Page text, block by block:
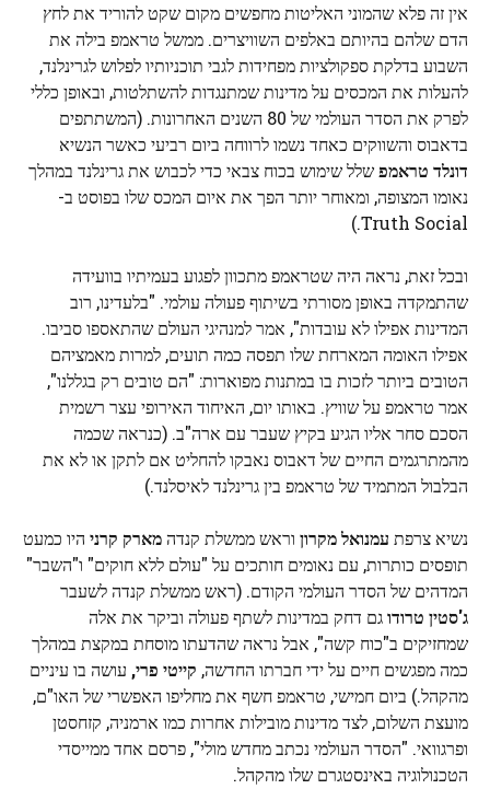
אין זה פלא שהמוני האליטות מחפשים מקום שקט להוריד את לחץ
הדם שלהם בהיותם באלפים השוויצרים. ממשל טראמפ בילה את
השבוע בדלקת ספקולציות מפחידות לגבי תוכניותיו לפלוש לגרינלנד,
להעלות את המכסים על מדינות שמתנגדות להשתלטות, ובאופן כללי
לפרק את הסדר העולמי של 80 השנים האחרונות. (המשתתפים
בדאבוס והשווקים כאחד נשמו לרווחה ביום רביעי כאשר הנשיא
דונלד טראמפשלל שימוש בכוח צבאי כדי לכבוש את גרינלנד במהלך
נאומו המצופה, ומאוחר יותר הפך את איום המכס שלו בפוסט ב-
Truth Social.)
ובכל זאת, נראה היה שטראמפ מתכוון לפגוע בעמיתיו בוועידה
שהתמקדה באופן מסורתי בשיתוף פעולה עולמי. "בלעדינו, רוב
המדינות אפילו לא עובדות", אמר למנהיגי העולם שהתאספו סביבו.
אפילו האומה המארחת שלו תפסה כמה תועים, למרות מאמציהם
הטובים ביותר לזכות בו במתנות מפוארות: "הם טובים רק בגללנו",
אמר טראמפ על שוויץ. באותו יום, האיחוד האירופי עצר רשמית
הסכם סחר אליו הגיע בקיץ שעבר עם ארה"ב. (כנראה שכמה
מהמתרגמים החיים של דאבוס נאבקו להחליט אם לתקן או לא את
הבלבול המתמיד של טראמפ בין גרינלנד לאיסלנד.)
נשיא צרפת עמנואל מקרון וראש ממשלת קנדהמארק קרני היו כמעט
תופסים כותרות, עם נאומים חותכים על "עולם ללא חוקים" ו"השבר"
המדהים של הסדר העולמי הקודם. (ראש ממשלת קנדה לשעבר
ג'סטין טרודוגם דחק במדינות לשתף פעולה וביקר את אלה
שמחזיקים ב"כוח קשה", אבל נראה שהדעתו מוסחת במקצת במהלך
כמה מפגשים חיים על ידי חברתו החדשה, קייטי פרי, עושה בו עיניים
מהקהל.) ביום חמישי, טראמפ חשף את מחליפו האפשרי של האו"ם,
מועצת השלום, לצד מדינות מובילות אחרות כמו ארמניה, קזחסטן
ופרגוואי. "הסדר העולמי נכתב מחדש מולי", פרסם אחד ממייסדי
הטכנולוגיה באינסטגרם שלו מהקהל.